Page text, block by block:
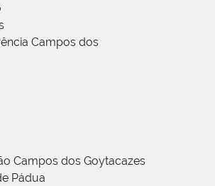
Campos dos
Campos dos Goytacazes
Pádua